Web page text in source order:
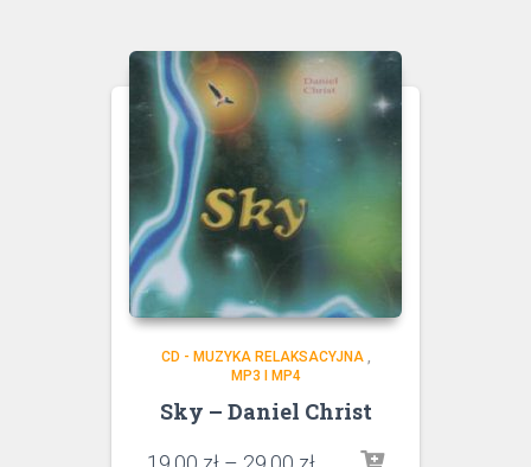
CD - MUZYKA RELAKSACYJNA,
MP3 I MP4
Sky – Daniel Christ